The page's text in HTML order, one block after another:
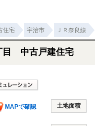
住宅 宇治市 ＪＲ奈良線
目 中古戸建住宅
MAPで確認
土地面積